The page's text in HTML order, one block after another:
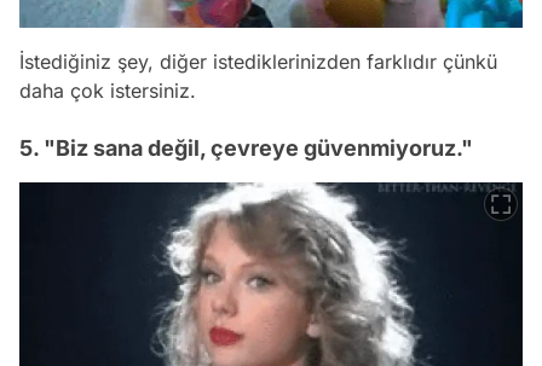
İstediğiniz şey, diğer istediklerinizden farklıdır çünkü
daha çok istersiniz.
5. "Biz sana değil, çevreye güvenmiyoruz."